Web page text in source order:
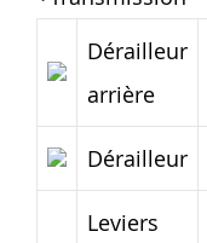
Dérailleur
arrière
Dérailleur
Leviers